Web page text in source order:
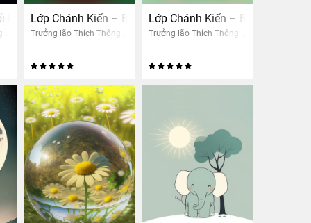
nhân quả thảo mộc (Nam)
hệ pháiLớp Chánh Kiến – Buổi 7: Nhân quả thảo mộc
Trưởng lão Thích Thông Lạc
Lớp Chánh Kiến – Buổi 6: Nhân
Trưởng lão Thích Thông Lạc